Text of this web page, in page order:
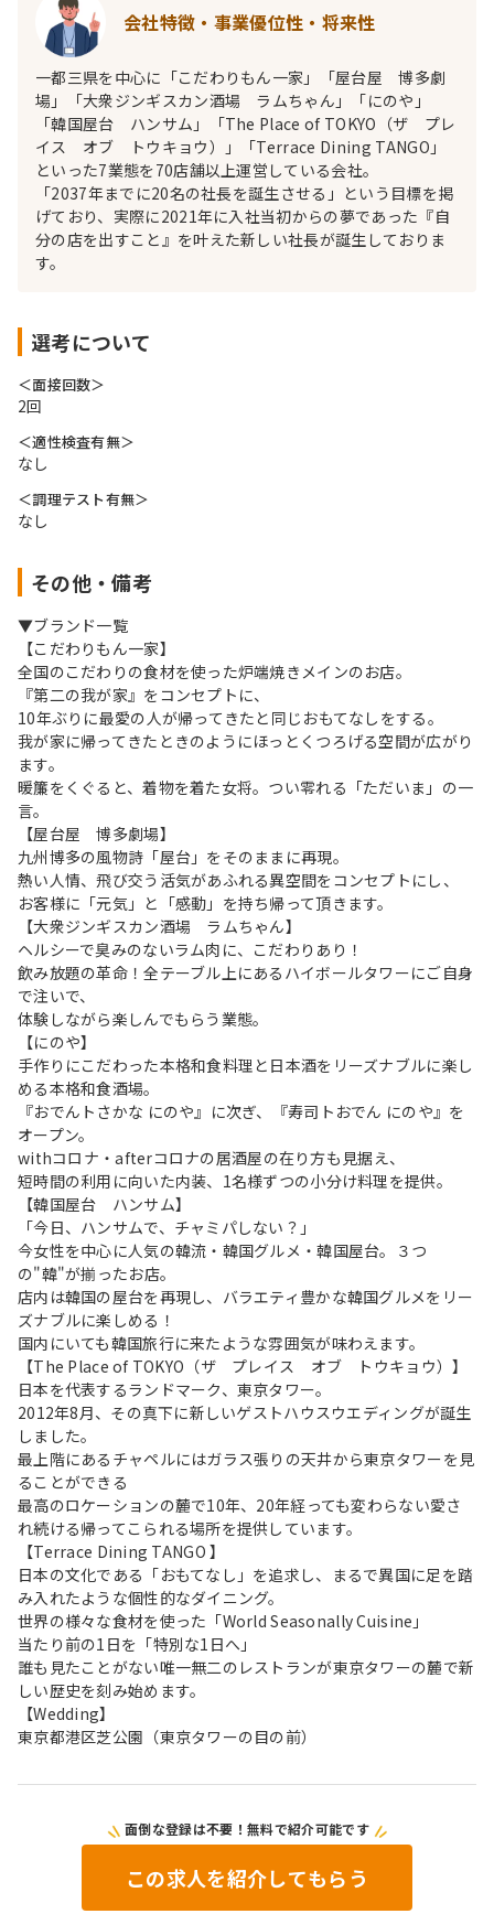
会社特徴・事業優位性・将来性
一都三県を中心に「こだわりもん一家」「屋台屋 博多劇
場」「大衆ジンギスカン酒場 ラムちゃん」「にのや」
「韓国屋台 ハンサム」「The Place of TOKYO（ザ プレ
イス オブ トウキョウ）」「Terrace Dining TANGO」
といった7業態を70店舗以上運営している会社。
「2037年までに20名の社長を誕生させる」という目標を掲
げており、実際に2021年に入社当初からの夢であった『自
分の店を出すこと』を叶えた新しい社長が誕生しておりま
す。
選考について
＜面接回数＞
2回
＜適性検査有無＞
なし
＜調理テスト有無＞
なし
その他・備考
▼ブランド一覧
【こだわりもん一家】
全国のこだわりの食材を使った炉端焼きメインのお店。
『第二の我が家』をコンセプトに、
10年ぶりに最愛の人が帰ってきたと同じおもてなしをする。
我が家に帰ってきたときのようにほっとくつろげる空間が広がり
ます。
暖簾をくぐると、着物を着た女将。つい零れる「ただいま」の一
言。
【屋台屋 博多劇場】
九州博多の風物詩「屋台」をそのままに再現。
熱い人情、飛び交う活気があふれる異空間をコンセプトにし、
お客様に「元気」と「感動」を持ち帰って頂きます。
【大衆ジンギスカン酒場 ラムちゃん】
ヘルシーで臭みのないラム肉に、こだわりあり！
飲み放題の革命！全テーブル上にあるハイボールタワーにご自身
で注いで、
体験しながら楽しんでもらう業態。
【にのや】
手作りにこだわった本格和食料理と日本酒をリーズナブルに楽し
める本格和食酒場。
『おでんトさかな にのや』に次ぎ、『寿司トおでん にのや』を
オープン。
withコロナ・afterコロナの居酒屋の在り方も見据え、
短時間の利用に向いた内装、1名様ずつの小分け料理を提供。
【韓国屋台 ハンサム】
「今日、ハンサムで、チャミパしない？」
今女性を中心に人気の韓流・韓国グルメ・韓国屋台。３つ
の"韓"が揃ったお店。
店内は韓国の屋台を再現し、バラエティ豊かな韓国グルメをリー
ズナブルに楽しめる！
国内にいても韓国旅行に来たような雰囲気が味わえます。
【The Place of TOKYO（ザ プレイス オブ トウキョウ）】
日本を代表するランドマーク、東京タワー。
2012年8月、その真下に新しいゲストハウスウエディングが誕生
しました。
最上階にあるチャペルにはガラス張りの天井から東京タワーを見
ることができる
最高のロケーションの麓で10年、20年経っても変わらない愛さ
れ続ける帰ってこられる場所を提供しています。
【Terrace Dining TANGO 】
日本の文化である「おもてなし」を追求し、まるで異国に足を踏
み入れたような個性的なダイニング。
世界の様々な食材を使った「World Seasonally Cuisine」
当たり前の1日を「特別な1日へ」
誰も見たことがない唯一無二のレストランが東京タワーの麓で新
しい歴史を刻み始めます。
【Wedding】
東京都港区芝公園（東京タワーの目の前）
面倒な登録は不要！無料で紹介可能です
この求人を紹介してもらう